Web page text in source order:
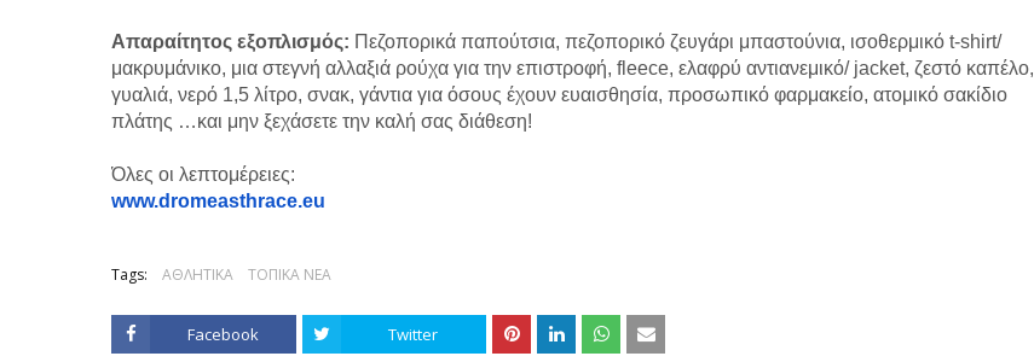
Απαραίτητος εξοπλισμός: Πεζοπορικά παπούτσια, πεζοπορικό ζευγάρι μπαστούνια, ισοθερμικό t-shirt/
μακρυμάνικο, μια στεγνή αλλαξιά ρούχα για την επιστροφή, fleece, ελαφρύ αντιανεμικό/ jacket, ζεστό καπέλο,
γυαλιά, νερό 1,5 λίτρο, σνακ, γάντια για όσους έχουν ευαισθησία, προσωπικό φαρμακείο, ατομικό σακίδιο
πλάτης …και μην ξεχάσετε την καλή σας διάθεση!
Όλες οι λεπτομέρειες:
www.dromeasthrace.eu
Tags: ΑΘΛΗΤΙΚΑ ΤΟΠΙΚΑ ΝΕΑ
Facebook Twitter